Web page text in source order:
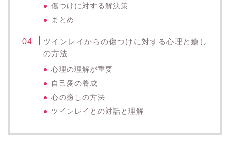
傷つけに対する解決策
まとめ
ツインレイからの傷つけに対する心理と癒し
の方法
心理の理解が重要
自己愛の養成
心の癒しの方法
ツインレイとの対話と理解